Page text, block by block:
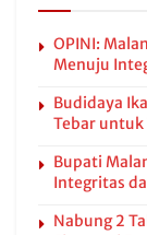
OPINI:
Menuju
Budidaya
Tebar untuk
Bupati
Integritas
Nabung 2